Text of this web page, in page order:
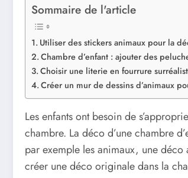
Sommaire de l'article
Utiliser des stickers animaux pour la
Chambre d’enfant : ajouter des
Choisir une literie en fourrure
Créer un mur de dessins d’animaux
Les enfants ont besoin de
chambre. La déco d’une chambre
par exemple les animaux, une
créer une déco originale dans la